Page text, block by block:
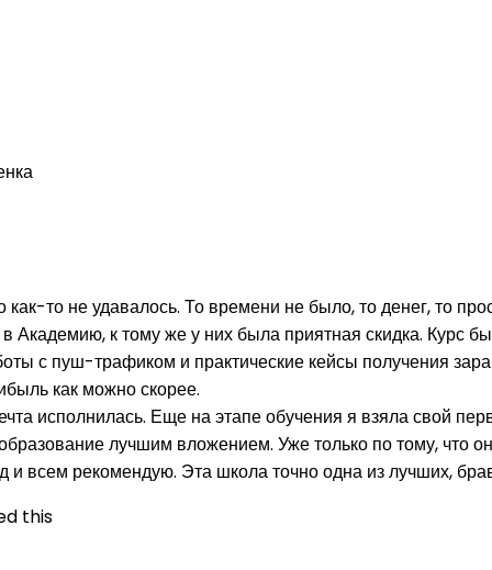
то не удавалось. То времени не было, то денег, то
Академию, к тому же у них была приятная скидка. Курс
с пуш-трафиком и практические кейсы получения
как можно скорее.
исполнилась. Еще на этапе обучения я взяла свой
лучшим вложением. Уже только по тому, что
и всем рекомендую. Эта школа точно одна из лучших,
this